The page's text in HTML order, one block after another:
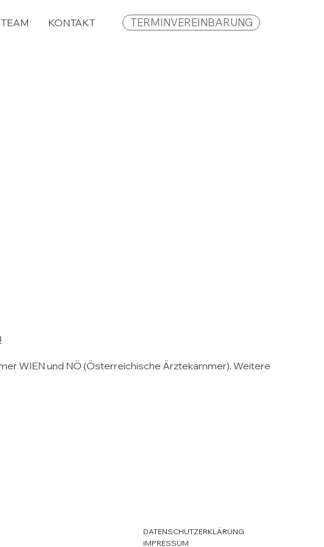
KONTAKT TERMINVEREINBARUNG
WIEN und NÖ (Österreichische Ärztekammer). Weitere
DATENSCHUTZERKLÄRUNG
IMPRESSUM